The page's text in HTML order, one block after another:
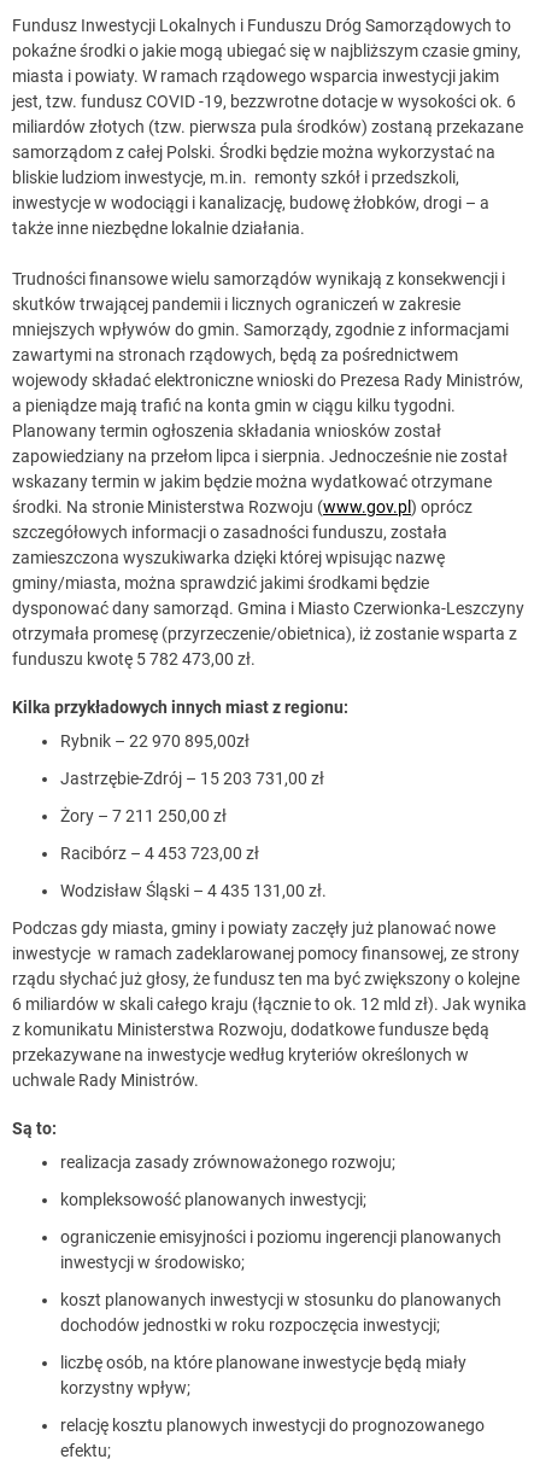
Fundusz Inwestycji Lokalnych i Funduszu Dróg Samorządowych to
pokaźne środki o jakie mogą ubiegać się w najbliższym czasie gminy,
miasta i powiaty. W ramach rządowego wsparcia inwestycji jakim
jest, tzw. fundusz COVID -19, bezzwrotne dotacje w wysokości ok. 6
miliardów złotych (tzw. pierwsza pula środków) zostaną przekazane
samorządom z całej Polski. Środki będzie można wykorzystać na
bliskie ludziom inwestycje, m.in. remonty szkół i przedszkoli,
inwestycje w wodociągi i kanalizację, budowę żłobków, drogi – a
także inne niezbędne lokalnie działania.
Trudności finansowe wielu samorządów wynikają z konsekwencji i
skutków trwającej pandemii i licznych ograniczeń w zakresie
mniejszych wpływów do gmin. Samorządy, zgodnie z informacjami
zawartymi na stronach rządowych, będą za pośrednictwem
wojewody składać elektroniczne wnioski do Prezesa Rady Ministrów,
a pieniądze mają trafić na konta gmin w ciągu kilku tygodni.
Planowany termin ogłoszenia składania wniosków został
zapowiedziany na przełom lipca i sierpnia. Jednocześnie nie został
wskazany termin w jakim będzie można wydatkować otrzymane
środki. Na stronie Ministerstwa Rozwoju (www.gov.pl) oprócz
szczegółowych informacji o zasadności funduszu, została
zamieszczona wyszukiwarka dzięki której wpisując nazwę
gminy/miasta, można sprawdzić jakimi środkami będzie
dysponować dany samorząd. Gmina i Miasto Czerwionka-Leszczyny
otrzymała promesę (przyrzeczenie/obietnica), iż zostanie wsparta z
funduszu kwotę 5 782 473,00 zł.
Kilka przykładowych innych miast z regionu:
Rybnik – 22 970 895,00zł
Jastrzębie-Zdrój – 15 203 731,00 zł
Żory – 7 211 250,00 zł
Racibórz – 4 453 723,00 zł
Wodzisław Śląski – 4 435 131,00 zł.
Podczas gdy miasta, gminy i powiaty zaczęły już planować nowe
inwestycje w ramach zadeklarowanej pomocy finansowej, ze strony
rządu słychać już głosy, że fundusz ten ma być zwiększony o kolejne
6 miliardów w skali całego kraju (łącznie to ok. 12 mld zł). Jak wynika
z komunikatu Ministerstwa Rozwoju, dodatkowe fundusze będą
przekazywane na inwestycje według kryteriów określonych w
uchwale Rady Ministrów.
Są to:
realizacja zasady zrównoważonego rozwoju;
kompleksowość planowanych inwestycji;
ograniczenie emisyjności i poziomu ingerencji planowanych
inwestycji w środowisko;
koszt planowanych inwestycji w stosunku do planowanych
dochodów jednostki w roku rozpoczęcia inwestycji;
liczbę osób, na które planowane inwestycje będą miały
korzystny wpływ;
relację kosztu planowych inwestycji do prognozowanego
efektu;